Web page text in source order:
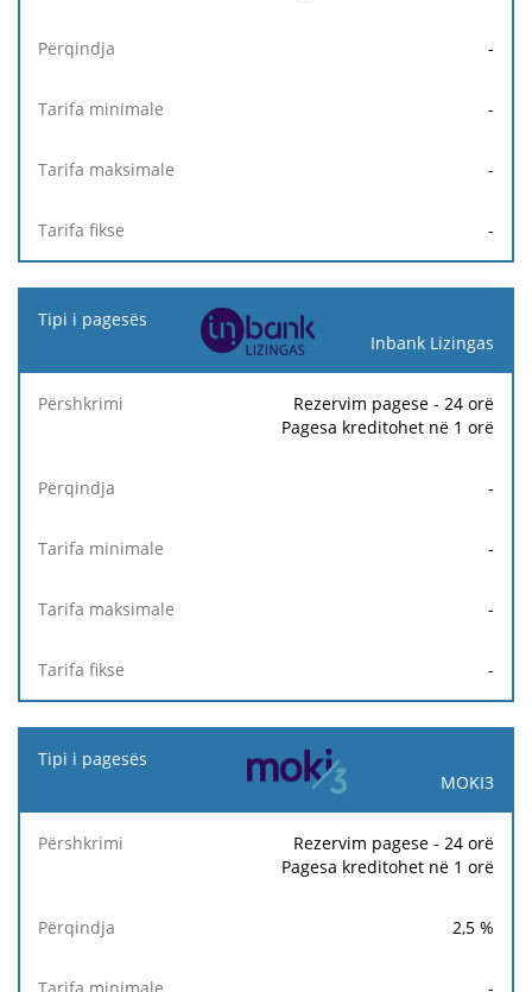
-
-
-
-
Inbank Lizingas
Rezervim pagese - 24 orë
Pagesa kreditohet në 1 orë
-
-
-
-
MOKI3
Rezervim pagese - 24 orë
Pagesa kreditohet në 1 orë
2,5 %
-